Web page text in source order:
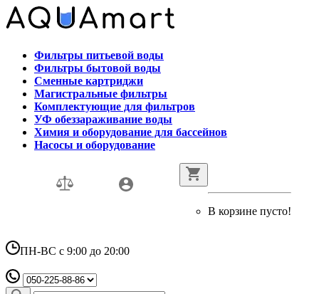
Фильтры питьевой воды
Фильтры бытовой воды
Сменные картриджи
Магистральные фильтры
Комплектующие для фильтров
УФ обеззараживание воды
Химия и оборудование для бассейнов
Насосы и оборудование
В корзине пусто!
ПН-ВС с 9:00 до 20:00